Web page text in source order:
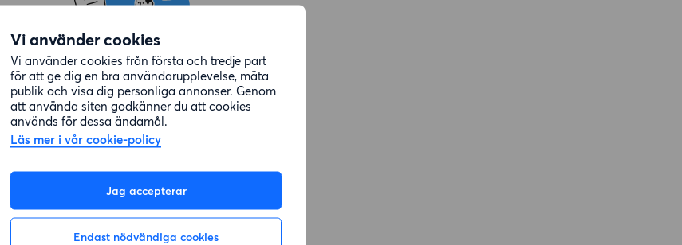
Vi använder cookies
Vi använder cookies från första och tredje part
för att ge dig en bra användarupplevelse, mäta
publik och visa dig personliga annonser. Genom
att använda siten godkänner du att cookies
används för dessa ändamål.
Läs mer i vår cookie-policy
Jag accepterar
Endast nödvändiga cookies
Annonsen du letade efter är borttagen
Gå till sök